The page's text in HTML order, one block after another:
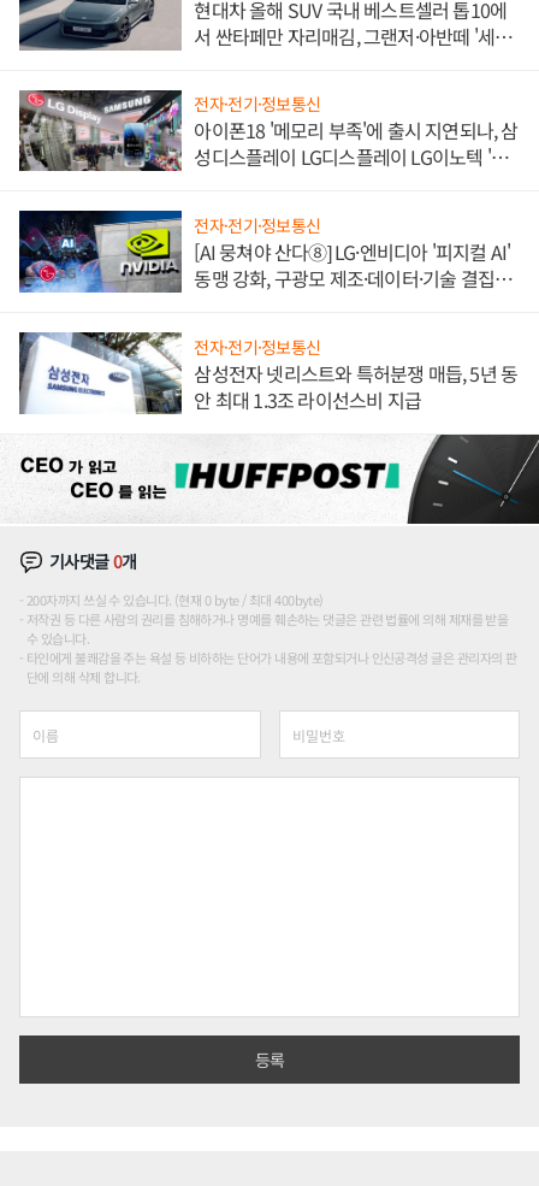
현대차 올해 SUV 국내 베스트셀러 톱10에
서 싼타페만 자리매김, 그랜저·아반떼 '세단
전자·전기·정보통신
아이폰18 '메모리 부족'에 출시 지연되나, 삼
성디스플레이 LG디스플레이 LG이노텍 '탈
전자·전기·정보통신
[AI 뭉쳐야 산다⑧] LG·엔비디아 '피지컬 AI'
동맹 강화, 구광모 제조·데이터·기술 결집
전자·전기·정보통신
삼성전자 넷리스트와 특허분쟁 매듭, 5년 동
안 최대 1.3조 라이선스비 지급
기사댓글0개
200자까지 쓰실 수 있습니다. (현재 0 byte / 최대 400byte)
저작권 등 다른 사람의 권리를 침해하거나 명예를 훼손하는 댓글은 관련 법률에 의해 제재를 받을
수 있습니다.
타인에게 불쾌감을 주는 욕설 등 비하하는 단어가 내용에 포함되거나 인신공격성 글은 관리자의 판
단에 의해 삭제 합니다.